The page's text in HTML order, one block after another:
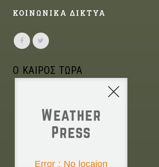
ΚΟΙΝΩΝΙΚΑ ΔΙΚΤΥΑ
Ο ΚΑΙΡΟΣ ΤΩΡΑ
Weather
Press